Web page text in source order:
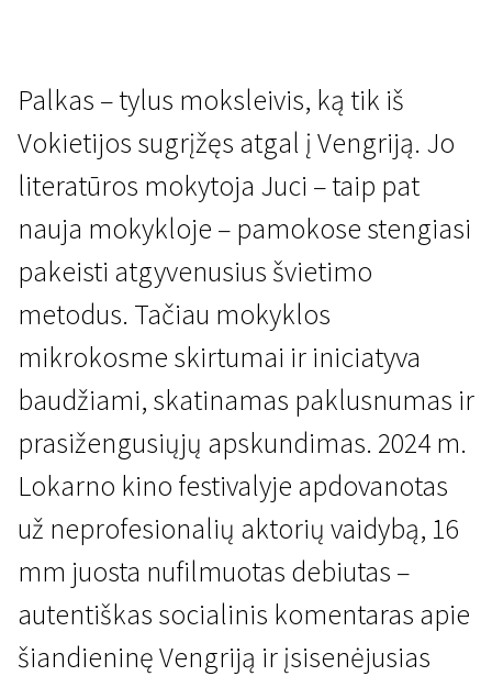
Kertant Europą
Juodas taškas
1 val. 59 min. | Drama | N-13
Palkas – tylus moksleivis, ką tik iš
Vokietijos sugrįžęs atgal į Vengriją. Jo
literatūros mokytoja Juci – taip pat
nauja mokykloje – pamokose stengiasi
pakeisti atgyvenusius švietimo
metodus. Tačiau mokyklos
mikrokosme skirtumai ir iniciatyva
baudžiami, skatinamas paklusnumas ir
prasižengusiųjų apskundimas. 2024 m.
Lokarno kino festivalyje apdovanotas
už neprofesionalių aktorių vaidybą, 16
mm juosta nufilmuotas debiutas –
autentiškas socialinis komentaras apie
šiandieninę Vengriją ir įsisenėjusias